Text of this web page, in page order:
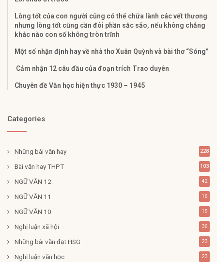
Lòng tốt của con người cũng có thể chữa lành các vết thương
nhưng lòng tốt cũng cần đôi phần sắc sảo, nếu không chẳng
khác nào con số không tròn trĩnh
Một số nhận định hay về nhà thơ Xuân Quỳnh và bài thơ “Sóng”
Cảm nhận 12 câu đầu của đoạn trích Trao duyên
Chuyên đề Văn học hiện thực 1930 – 1945
Categories
Những bài văn hay 228
Bài văn hay THPT 103
NGỮ VĂN 12 42
NGỮ VĂN 11 16
NGỮ VĂN 10 15
Nghị luận xã hội 36
Những bài văn đạt HSG 23
Nghị luận văn học 23